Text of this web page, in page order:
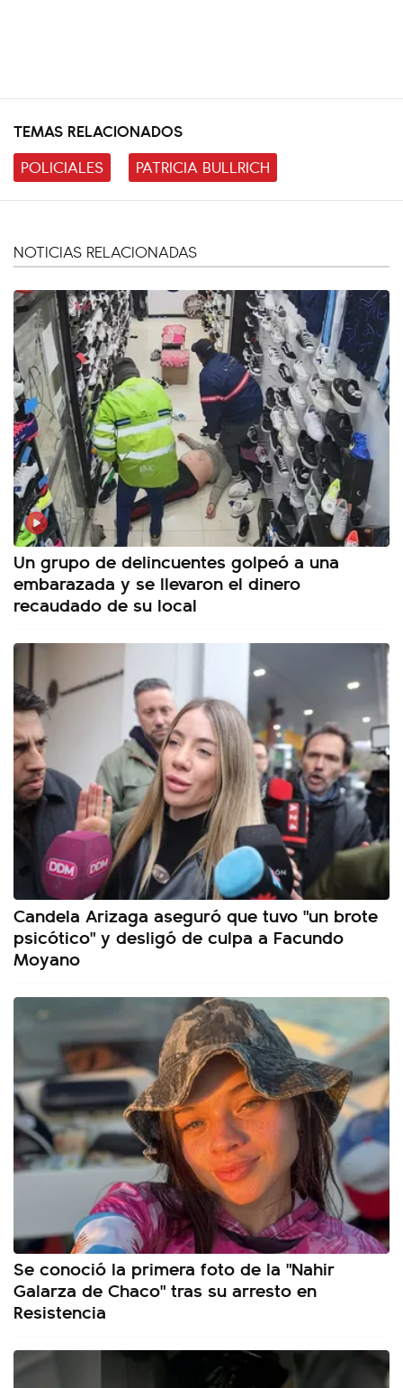
TEMAS RELACIONADOS
POLICIALES
PATRICIA BULLRICH
NOTICIAS RELACIONADAS
Un grupo de delincuentes golpeó a una
embarazada y se llevaron el dinero
recaudado de su local
Candela Arizaga aseguró que tuvo "un brote
psicótico" y desligó de culpa a Facundo
Moyano
Se conoció la primera foto de la "Nahir
Galarza de Chaco" tras su arresto en
Resistencia